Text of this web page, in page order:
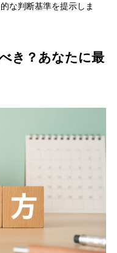
な判断基準を提示しま
き？あなたに最